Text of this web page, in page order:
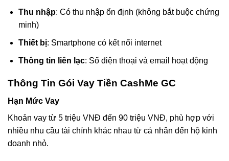
Thu nhập: Có thu nhập ổn định (không bắt buộc chứng
minh)
Thiết bị: Smartphone có kết nối internet
Thông tin liên lạc: Số điện thoại và email hoạt động
Thông Tin Gói Vay Tiền CashMe GC
Hạn Mức Vay
Khoản vay từ 5 triệu VNĐ đến 90 triệu VNĐ, phù hợp với
nhiều nhu cầu tài chính khác nhau từ cá nhân đến hộ kinh
doanh nhỏ.